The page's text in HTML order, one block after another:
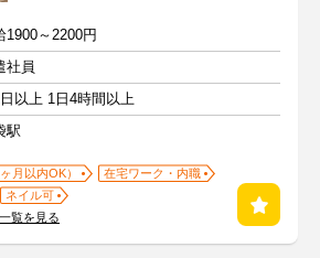
1900～2200円
社員
以上 1日4時間以上
駅
月以内OK）
在宅ワーク・内職
ネイル可
覧を見る